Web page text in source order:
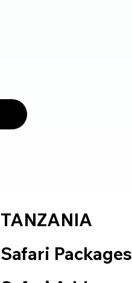
TANZANIA
Safari Packages